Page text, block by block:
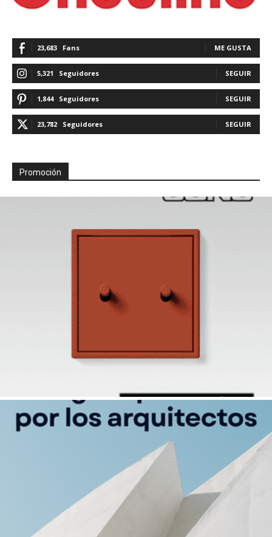
23,683 Fans ME GUSTA
5,321 Seguidores SEGUIR
1,844 Seguidores SEGUIR
23,782 Seguidores SEGUIR
Promoción